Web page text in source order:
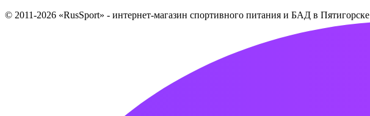
© 2011-2026 «RusSport» - интернет-магазин спортивного питания и БАД в Пятигорске